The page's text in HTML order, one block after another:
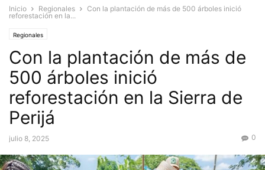
Inicio Regionales
Con la plantación de más de 500 árboles inició
reforestación en la...
Regionales
Con la plantación de más de
500 árboles inició
reforestación en la Sierra de
Perijá
julio 8, 2025 0